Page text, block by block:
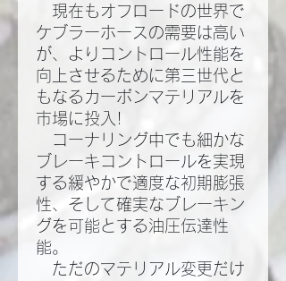
現在もオフロードの世界で
ケブラーホースの需要は高い
が、よりコントロール性能を
向上させるために第三世代と
もなるカーボンマテリアルを
市場に投入!​
コーナリング中でも細かな
ブレーキコントロールを実現
する緩やかで適度な初期膨張
性、そして確実なブレーキン
グを可能とする油圧伝達性
能。​
ただのマテリアル変更だけ